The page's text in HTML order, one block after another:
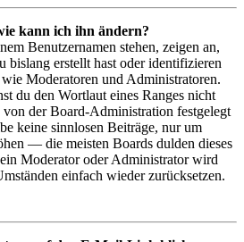
kann ich ihn ändern?
Benutzernamen stehen, zeigen an,
bislang erstellt hast oder identifizieren
Moderatoren und Administratoren.
du den Wortlaut eines Ranges nicht
von der Board-Administration festgelegt
keine sinnlosen Beiträge, nur um
— die meisten Boards dulden dieses
Moderator oder Administrator wird
einfach wieder zurücksetzen.